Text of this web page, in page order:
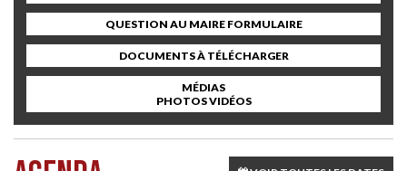
QUESTION AU MAIRE FORMULAIRE
DOCUMENTS À TÉLÉCHARGER
MÉDIAS
PHOTOS VIDÉOS